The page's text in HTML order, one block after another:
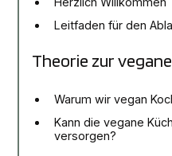
Leitfaden für den
Theorie zur
Warum wir vegan
Kann die vegane
versorgen?